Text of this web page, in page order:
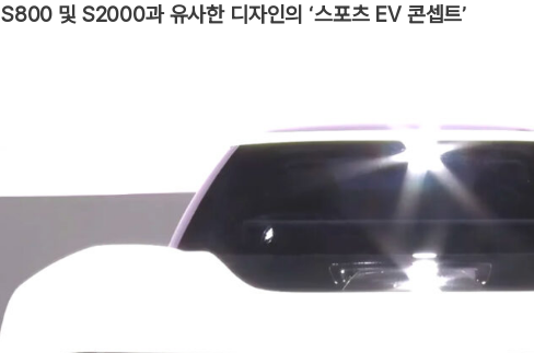
S800 및 S2000과 유사한 디자인의 ‘스포츠 EV 콘셉트’